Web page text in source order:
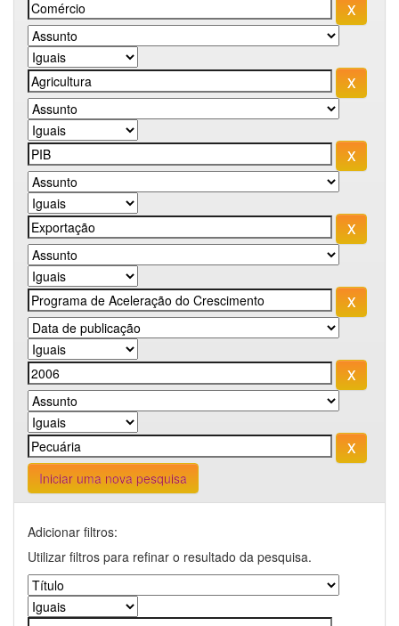
Iniciar uma nova pesquisa
Adicionar filtros:
Utilizar filtros para refinar o resultado da pesquisa.